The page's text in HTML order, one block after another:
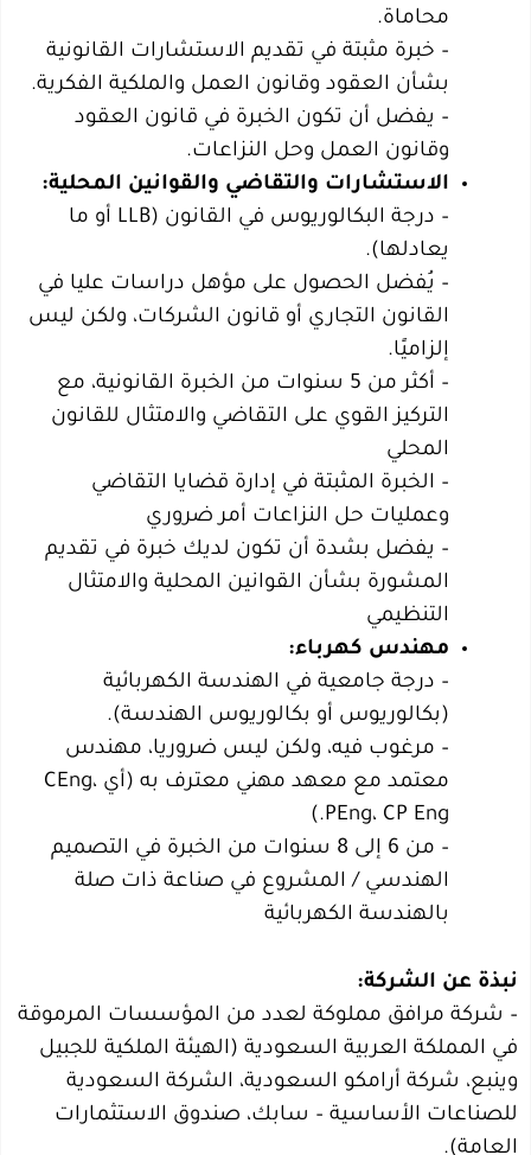
محاماة.
– خبرة مثبتة في تقديم الاستشارات القانونية
بشأن العقود وقانون العمل والملكية الفكرية.
– يفضل أن تكون الخبرة في قانون العقود
وقانون العمل وحل النزاعات.
الاستشارات والتقاضي والقوانين المحلية:
– درجة البكالوريوس في القانون (LLB أو ما
يعادلها).
– يُفضل الحصول على مؤهل دراسات عليا في
القانون التجاري أو قانون الشركات، ولكن ليس
إلزاميًا.
– أكثر من 5 سنوات من الخبرة القانونية، مع
التركيز القوي على التقاضي والامتثال للقانون
المحلي
– الخبرة المثبتة في إدارة قضايا التقاضي
وعمليات حل النزاعات أمر ضروري
– يفضل بشدة أن تكون لديك خبرة في تقديم
المشورة بشأن القوانين المحلية والامتثال
التنظيمي
مهندس كهرباء:
– درجة جامعية في الهندسة الكهربائية
(بكالوريوس أو بكالوريوس الهندسة).
– مرغوب فيه، ولكن ليس ضروريا، مهندس
معتمد مع معهد مهني معترف به (أي CEng،
PEng، CP Eng.)
– من 6 إلى 8 سنوات من الخبرة في التصميم
الهندسي / المشروع في صناعة ذات صلة
بالهندسة الكهربائية
– شركة مرافق مملوكة لعدد من المؤسسات المرموقة
في المملكة العربية السعودية (الهيئة الملكية للجبيل
وينبع، شركة أرامكو السعودية، الشركة السعودية
للصناعات الأساسية – سابك، صندوق الاستثمارات
العامة).